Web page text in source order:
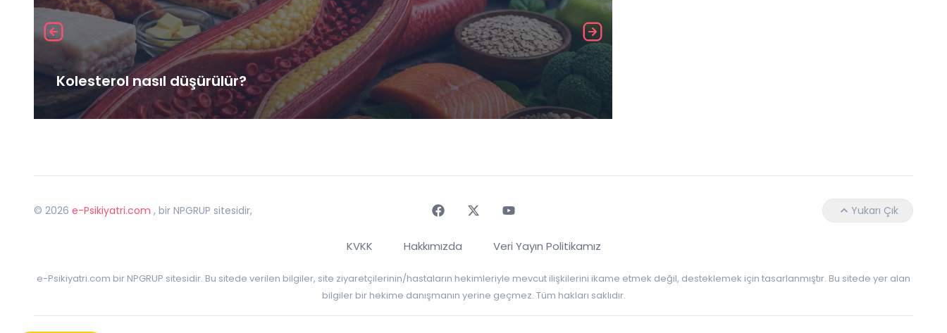
Kolesterol nasıl düşürülür?
© 2026 e-Psikiyatri.com , bir NPGRUP sitesidir, Yukarı Çık
KVKK Hakkımızda Veri Yayın Politikamız
e-Psikiyatri.com bir NPGRUP sitesidir. Bu sitede verilen bilgiler, site ziyaretçilerinin/hastaların hekimleriyle mevcut ilişkilerini ikame etmek değil, desteklemek için tasarlanmıştır. Bu sitede yer alan
bilgiler bir hekime danışmanın yerine geçmez. Tüm hakları saklıdır.